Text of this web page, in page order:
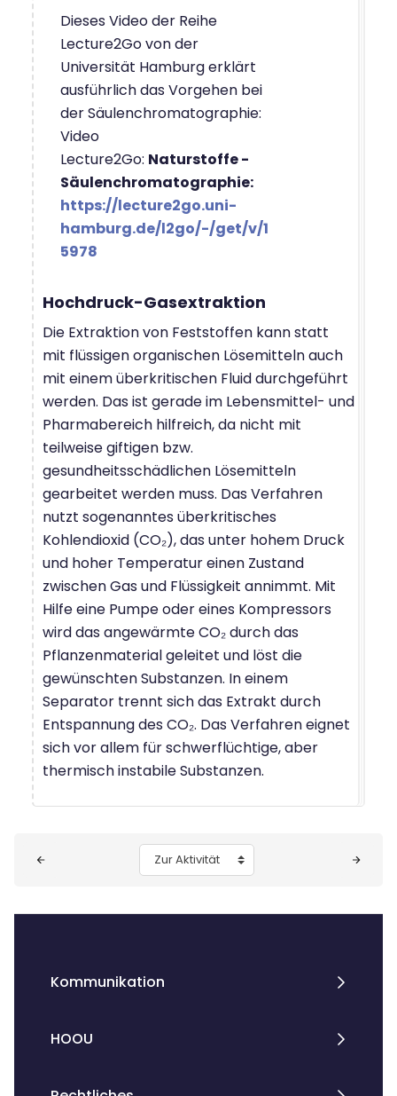
Dieses Video der Reihe
Lecture2Go von der
Universität Hamburg erklärt
ausführlich das Vorgehen bei
der Säulenchromatographie:
Video
Lecture2Go: Naturstoffe -
Säulenchromatographie:
https://lecture2go.uni-
hamburg.de/l2go/-/get/v/1
5978
Hochdruck-Gasextraktion
Die Extraktion von Feststoffen kann statt
mit flüssigen organischen Lösemitteln auch
mit einem überkritischen Fluid durchgeführt
werden. Das ist gerade im Lebensmittel- und
Pharmabereich hilfreich, da nicht mit
teilweise giftigen bzw.
gesundheitsschädlichen Lösemitteln
gearbeitet werden muss. Das Verfahren
nutzt sogenanntes überkritisches
Kohlendioxid (CO₂), das unter hohem Druck
und hoher Temperatur einen Zustand
zwischen Gas und Flüssigkeit annimmt. Mit
Hilfe eine Pumpe oder eines Kompressors
wird das angewärmte CO₂ durch das
Pflanzenmaterial geleitet und löst die
gewünschten Substanzen. In einem
Separator trennt sich das Extrakt durch
Entspannung des CO₂. Das Verfahren eignet
sich vor allem für schwerflüchtige, aber
thermisch instabile Substanzen.
Zur Aktivität
Kommunikation
HOOU